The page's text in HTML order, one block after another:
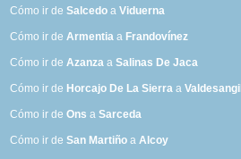
Cómo ir deSalcedo aViduerna
Cómo ir deArmentia a Frandovínez
Cómo ir deAzanza aSalinas De Jaca
Cómo ir de Horcajo De La Sierra aValdesangil
Cómo ir deOns aSarceda
Cómo ir deSan Martiño aAlcoy